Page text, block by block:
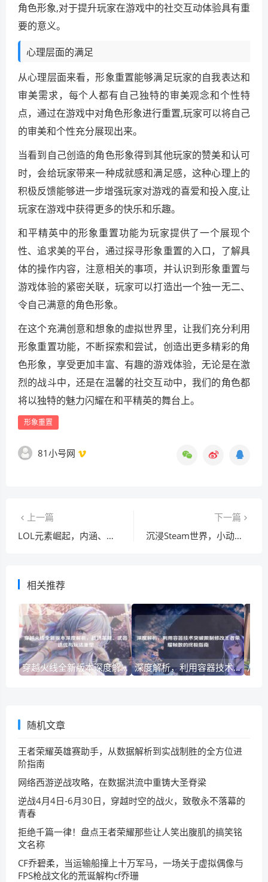
角色形象,对于提升玩家在游戏中的社交互动体验具有重
要的意义。
心理层面的满足
从心理层面来看，形象重置能够满足玩家的自我表达和
审美需求，每个人都有自己独特的审美观念和个性特
点，通过在游戏中对角色形象进行重置,玩家可以将自己
的审美和个性充分展现出来。
当看到自己创造的角色形象得到其他玩家的赞美和认可
时，会给玩家带来一种成就感和满足感，这种心理上的
积极反馈能够进一步增强玩家对游戏的喜爱和投入度,让
玩家在游戏中获得更多的快乐和乐趣。
和平精英中的形象重置功能为玩家提供了一个展现个
性、追求美的平台，通过探寻形象重置的入口，了解具
体的操作内容，注意相关的事项，并认识到形象重置与
游戏体验的紧密关联，玩家可以打造出一个独一无二、
令自己满意的角色形象。
在这个充满创意和想象的虚拟世界里，让我们充分利用
形象重置功能，不断探索和尝试，创造出更多精彩的角
色形象，享受更加丰富、有趣的游戏体验，无论是在激
烈的战斗中，还是在温馨的社交互动中，我们的角色都
将以独特的魅力闪耀在和平精英的舞台上。
形象重置
81小号网
上一篇
LOL元素崛起，内涵、影响及任务攻略解析
下一篇
沉浸Steam世界，小动物的奇幻冒险与成长闯关之旅
相关推荐
穿越火线全新版本深度解析，战场革新、武器迭代与玩法重塑 深度解析，利用容器技术突破限制修改王者荣耀帧数的终极指南
随机文章
王者荣耀英雄赛助手，从数据解析到实战制胜的全方位进
阶指南
网络西游逆战攻略，在数据洪流中重铸大圣脊梁
逆战4月4日-6月30日，穿越时空的战火，致敬永不落幕的
青春
拒绝千篇一律！盘点王者荣耀那些让人笑出腹肌的搞笑铭
文名称
CF乔碧柔，当运输船撞上十万军马，一场关于虚拟偶像与
FPS枪战文化的荒诞解构cf乔珊